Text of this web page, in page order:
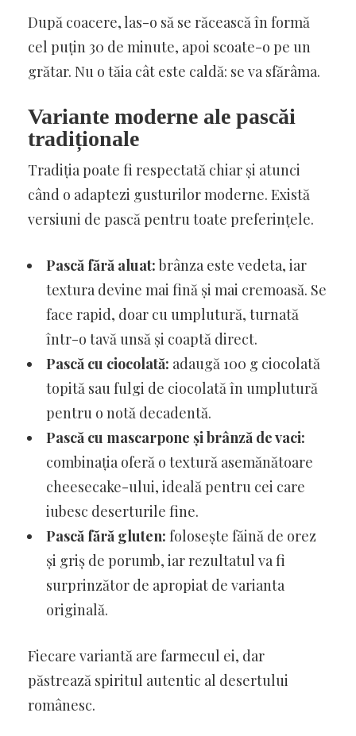
După coacere, las-o să se răcească în formă
cel puțin 30 de minute, apoi scoate-o pe un
grătar. Nu o tăia cât este caldă: se va sfărâma.
Variante moderne ale pascăi
tradiționale
Tradiția poate fi respectată chiar și atunci
când o adaptezi gusturilor moderne. Există
versiuni de pască pentru toate preferințele.
Pască fără aluat:brânza este vedeta, iar
textura devine mai fină și mai cremoasă. Se
face rapid, doar cu umplutură, turnată
într-o tavă unsă și coaptă direct.
Pască cu ciocolată: adaugă 100 g ciocolată
topită sau fulgi de ciocolată în umplutură
pentru o notă decadentă.
Pască cu mascarpone și brânză de vaci:
combinația oferă o textură asemănătoare
cheesecake-ului, ideală pentru cei care
iubesc deserturile fine.
Pască fără gluten: folosește făină de orez
și griș de porumb, iar rezultatul va fi
surprinzător de apropiat de varianta
originală.
Fiecare variantă are farmecul ei, dar
păstrează spiritul autentic al desertului
românesc.